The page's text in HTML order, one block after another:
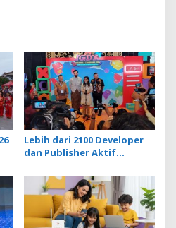
Lebih dari 2100 Developer
dan Publisher Aktif
Komdigi Luncurkan
Indonesia Game Rating
System